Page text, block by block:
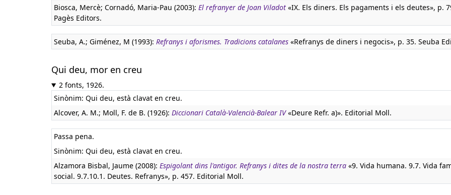
Biosca, Mercè; Cornadó, Maria-Pau (2003): El refranyer de Joan Viladot «IX. Els diners. Els pagaments i els deutes», p.
Pagès Editors.
Seuba, A.; Giménez, M (1993): Refranys i aforismes. Tradicions catalanes «Refranys de diners i negocis», p. 35. Seuba
Qui deu, mor en creu
2 fonts, 1926.
Sinònim: Qui deu, està clavat en creu.
Alcover, A. M.; Moll, F. de B. (1926): Diccionari Català-Valencià-Balear IV«Deure Refr. a)». Editorial Moll.
Passa pena.
Sinònim: Qui deu, està clavat en creu.
Alzamora Bisbal, Jaume (2008): Espigolant dins l'antigor. Refranys i dites de la nostra terra «9. Vida humana. 9.7. Vida
social. 9.7.10.1. Deutes. Refranys», p. 457. Editorial Moll.